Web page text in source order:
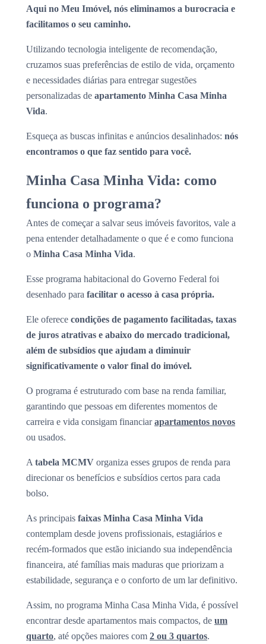
Aqui no Meu Imóvel, nós eliminamos a burocracia e
facilitamos o seu caminho.
Utilizando tecnologia inteligente de recomendação,
cruzamos suas preferências de estilo de vida, orçamento
e necessidades diárias para entregar sugestões
personalizadas de apartamento Minha Casa Minha
Vida.
Esqueça as buscas infinitas e anúncios desalinhados: nós
encontramos o que faz sentido para você.
Minha Casa Minha Vida: como
funciona o programa?
Antes de começar a salvar seus imóveis favoritos, vale a
pena entender detalhadamente o que é e como funciona
o Minha Casa Minha Vida.
Esse programa habitacional do Governo Federal foi
desenhado para facilitar o acesso à casa própria.
Ele oferece condições de pagamento facilitadas, taxas
de juros atrativas e abaixo do mercado tradicional,
além de subsídios que ajudam a diminuir
significativamente o valor final do imóvel.
O programa é estruturado com base na renda familiar,
garantindo que pessoas em diferentes momentos de
carreira e vida consigam financiarapartamentos novos
ou usados.
A tabela MCMV organiza esses grupos de renda para
direcionar os benefícios e subsídios certos para cada
bolso.
As principais faixas Minha Casa Minha Vida
contemplam desde jovens profissionais, estagiários e
recém-formados que estão iniciando sua independência
financeira, até famílias mais maduras que priorizam a
estabilidade, segurança e o conforto de um lar definitivo.
Assim, no programa Minha Casa Minha Vida, é possível
encontrar desde apartamentos mais compactos, de um
quarto, até opções maiores com 2 ou 3 quartos.